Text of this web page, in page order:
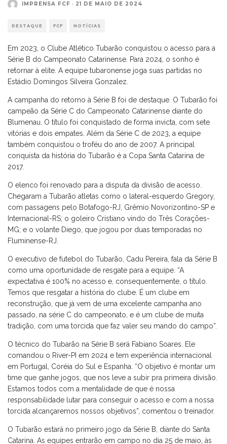
IMPRENSA FCF · 21 DE MAIO DE 2024
DESTAQUE FCF NOTÍCIAS
Em 2023, o Clube Atlético Tubarão conquistou o acesso para a
Série B do Campeonato Catarinense. Para 2024, o sonho é
retornar à elite. A equipe tubaronense joga suas partidas no
Estádio Domingos Silveira Gonzalez.
A campanha do retorno à Série B foi de destaque. O Tubarão foi
campeão da Série C do Campeonato Catarinense diante do
Blumenau. O título foi conquistado de forma invicta, com sete
vitórias e dois empates. Além da Série C de 2023, a equipe
também conquistou o troféu do ano de 2007. A principal
conquista da história do Tubarão é a Copa Santa Catarina de
2017.
O elenco foi renovado para a disputa da divisão de acesso.
Chegaram a Tubarão atletas como o lateral-esquerdo Gregory,
com passagens pelo Botafogo-RJ, Grêmio Novorizontino-SP e
Internacional-RS; o goleiro Cristiano vindo do Três Corações-
MG; e o volante Diego, que jogou por duas temporadas no
Fluminense-RJ.
O executivo de futebol do Tubarão, Cadu Pereira, fala da Série B
como uma oportunidade de resgate para a equipe. “A
expectativa é 100% no acesso e, consequentemente, o título.
Temos que resgatar a história do clube. É um clube em
reconstrução, que já vem de uma excelente campanha ano
passado, na série C do campeonato, e é um clube de muita
tradição, com uma torcida que faz valer seu mando do campo”.
O técnico do Tubarão na Série B será Fabiano Soares. Ele
comandou o River-PI em 2024 e tem experiência internacional
em Portugal, Coréia do Sul e Espanha. “O objetivo é montar um
time que ganhe jogos, que nos leve a subir pra primeira divisão.
Estamos todos com a mentalidade de que é nossa
responsabilidade lutar para conseguir o acesso e com a nossa
torcida alcançaremos nossos objetivos”, comentou o treinador.
O Tubarão estará no primeiro jogo da Série B, diante do Santa
Catarina. As equipes entrarão em campo no dia 25 de maio, às